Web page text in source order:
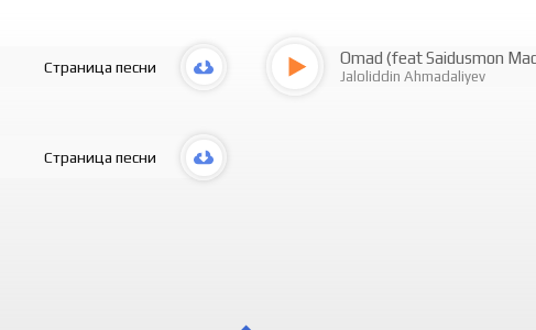
Страница песни Omad (feat Saidusmon
Jaloliddin Ahmadaliyev
Страница песни